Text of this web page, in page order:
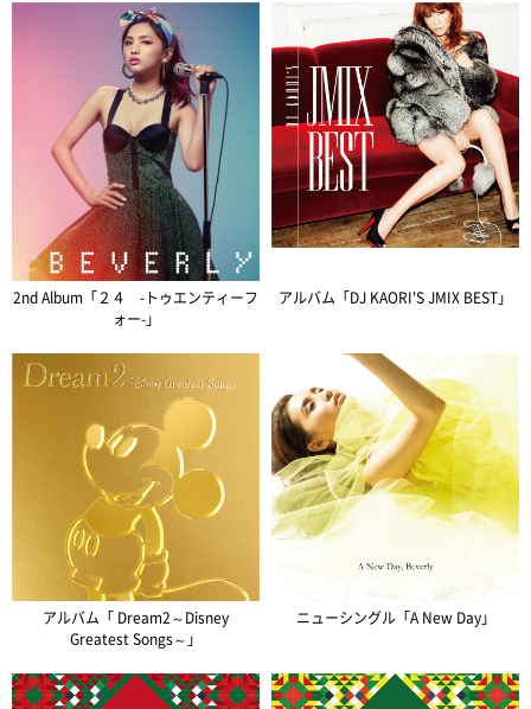
2nd Album「２４ -トゥエンティーフ
ォー-」
アルバム「DJ KAORI'S JMIX BEST」
アルバム「 Dream2～Disney
Greatest Songs～」
ニューシングル「A New Day」